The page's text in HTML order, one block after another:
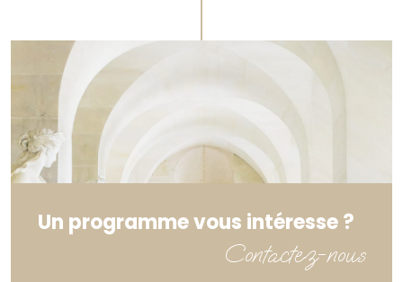
Un programme vous intéresse ?
Contactez-nous